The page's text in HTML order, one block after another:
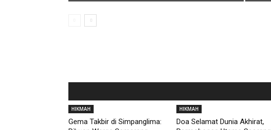
HIKMAH
Gema Takbir di Simpanglima:
HIKMAH
Doa Selamat Dunia Akhirat,